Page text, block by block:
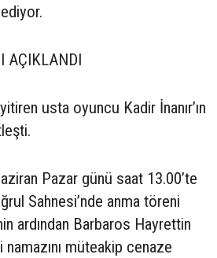
AÇIKLANDI
usta oyuncu Kadir İnanır’ın
Pazar günü saat 13.00’te
Sahnesi’nde anma töreni
ardından Barbaros Hayrettin
namazını müteakip cenaze